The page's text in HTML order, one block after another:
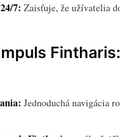
7: Zaisťuje, že užívatelia
Jednoduchá navigácia